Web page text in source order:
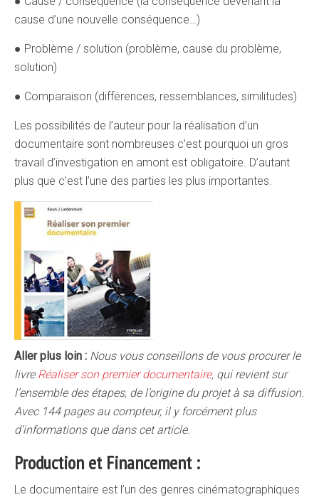
cause d’une nouvelle conséquence…)
● Problème / solution (problème, cause du problème,
solution)
● Comparaison (différences, ressemblances, similitudes)
Les possibilités de l’auteur pour la réalisation d’un
documentaire sont nombreuses c’est pourquoi un gros
travail d’investigation en amont est obligatoire. D’autant
plus que c’est l’une des parties les plus importantes.
Aller plus loin : Nous vous conseillons de vous procurer le
livre Réaliser son premier documentaire, qui revient sur
l’ensemble des étapes, de l’origine du projet à sa diffusion.
Avec 144 pages au compteur, il y forcément plus
d’informations que dans cet article.
Production et Financement :
Le documentaire est l’un des genres cinématographiques